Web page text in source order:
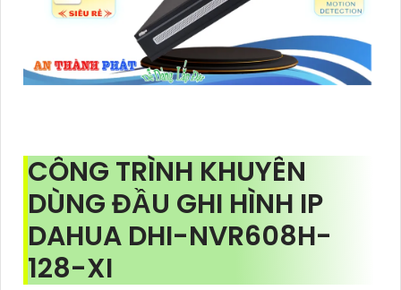
CÔNG TRÌNH KHUYÊN
DÙNG ĐẦU GHI HÌNH IP
DAHUA DHI-NVR608H-
128-XI